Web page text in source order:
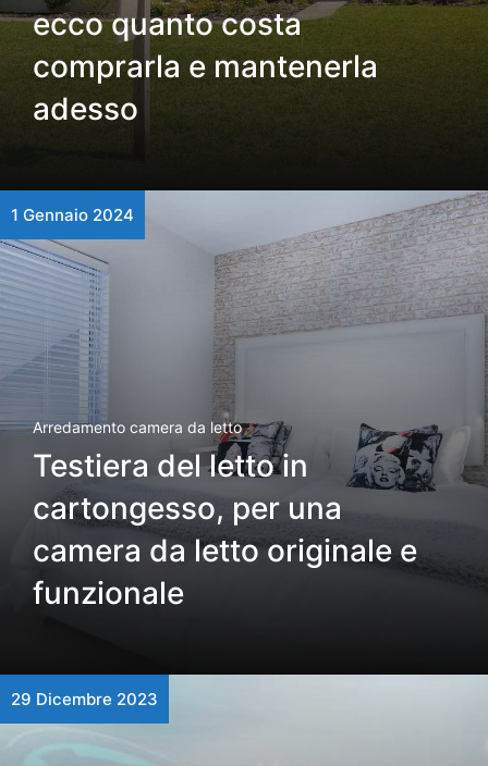
ecco quanto costa
comprarla e mantenerla
adesso
1 Gennaio 2024
Arredamento camera da letto
Testiera del letto in
cartongesso, per una
camera da letto originale e
funzionale
29 Dicembre 2023